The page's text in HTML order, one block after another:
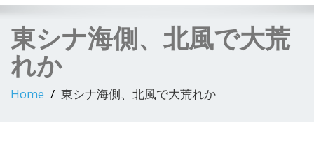
東シナ海側、北風で大荒
れか
Home 東シナ海側、北風で大荒れか